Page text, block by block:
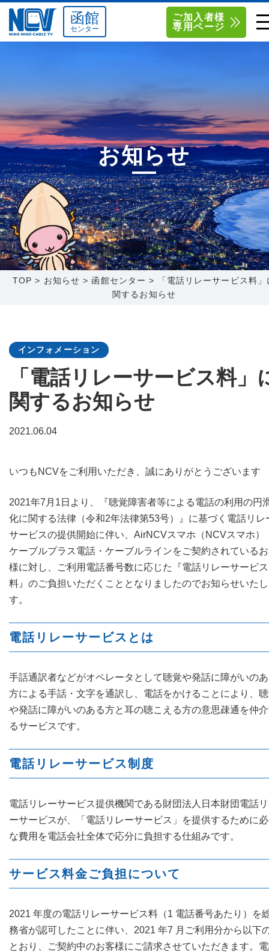
南東北センター（福島） 0120-173-577
函館センター 0138-34-2525
新潟センター 025-210-1200
単品料金
お得なセットプラン
料金シミュレーション
サポート
Q&A
センター情報
障害メンテナンス情報
お問い合わせ
お申し込み
南東北センター(米沢)
〒992-0044
山形県米沢市春日四丁目2-75
0238-24-2525
営業時間 9:00～18:00
南東北センター(福島)
〒960-8252
福島県福島市御山字一本松17-1-
1
0120-173-577
営業時間 9:15～18:00
〒041-0801
0138-34-2525
函館
センター
ご加入者様
専用ページ
お知らせ
TOP > お知らせ > 函館センター >
「電話リレーサービス料」
関するお知らせ
インフォメーション
「電話リレーサービス料」
関するお知らせ
2021.06.04
いつもNCVをご利用いただき、誠にありがとうございます
2021年7月1日より、『聴覚障害者等による電話の利用の円
化に関する法律（令和2年法律第53号）』に基づく電話リレ
サービスの提供開始に伴い、AirNCVスマホ（NCVスマホ）
ケーブルプラス電話・ケーブルラインをご契約されている
様に対し、ご利用電話番号数に応じた『電話リレーサービス
料』のご負担いただくこととなりましたのでお知らせいた
す。
電話リレーサービスとは
手話通訳者などがオペレータとして聴覚や発話に障がいの
方による手話・文字を通訳し、電話をかけることにより、
や発話に障がいのある方と耳の聴こえる方の意思疎通を仲
るサービスです。
電話リレーサービス制度
電話リレーサービス提供機関である財団法人日本財団電話
ーサービスが、「電話リレーサービス」を提供するために
な費用を電話会社全体で応分に負担する仕組みです。
サービス料金ご負担について
2021 年度の電話リレーサービス料（1 電話番号あたり）を
務省が認可したことに伴い、2021 年7 月ご利用分から以下
とおり、ご契約中のお客様にご請求させていただきます。